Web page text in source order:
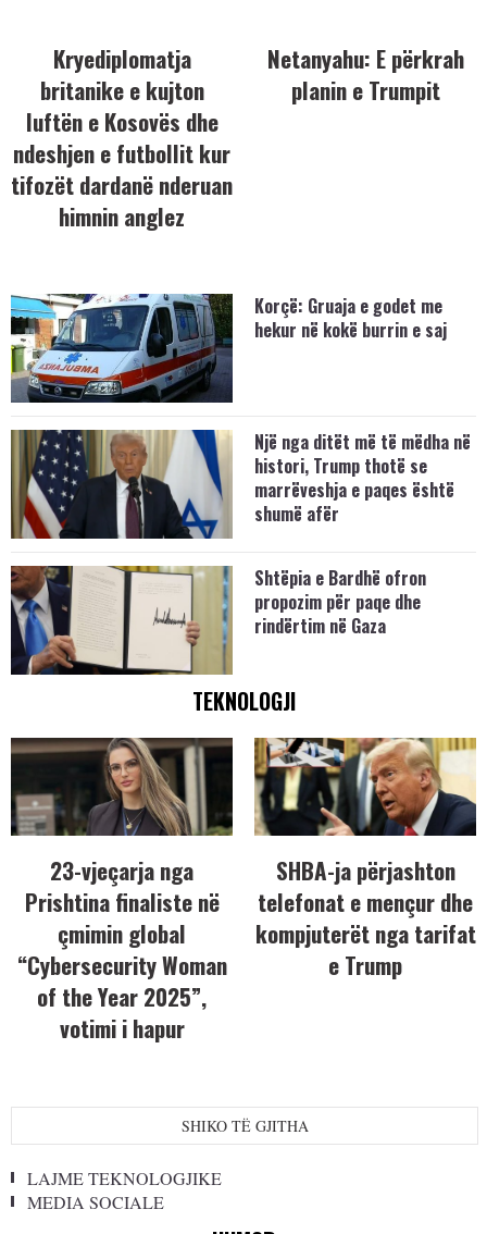
Kryediplomatja
britanike e kujton
luftën e Kosovës dhe
ndeshjen e futbollit kur
tifozët dardanë nderuan
himnin anglez
Netanyahu: E përkrah
planin e Trumpit
Korçë: Gruaja e godet me
hekur në kokë burrin e saj
Një nga ditët më të mëdha në
histori, Trump thotë se
marrëveshja e paqes është
shumë afër
Shtëpia e Bardhë ofron
propozim për paqe dhe
rindërtim në Gaza
TEKNOLOGJI
23-vjeçarja nga
Prishtina finaliste në
çmimin global
“Cybersecurity Woman
of the Year 2025”,
votimi i hapur
SHBA-ja përjashton
telefonat e mençur dhe
kompjuterët nga tarifat
e Trump
SHIKO TË GJITHA
LAJME TEKNOLOGJIKE
MEDIA SOCIALE